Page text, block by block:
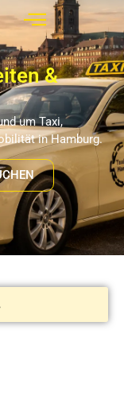
&
um Taxi,
in Hamburg.